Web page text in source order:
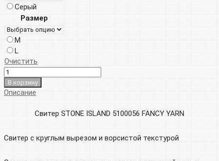
Серый
Размер
M
L
Очистить
В корзину
Описание
Свитер STONE ISLAND 5100056 FANCY YARN
Свитер с круглым вырезом и ворсистой текстурой